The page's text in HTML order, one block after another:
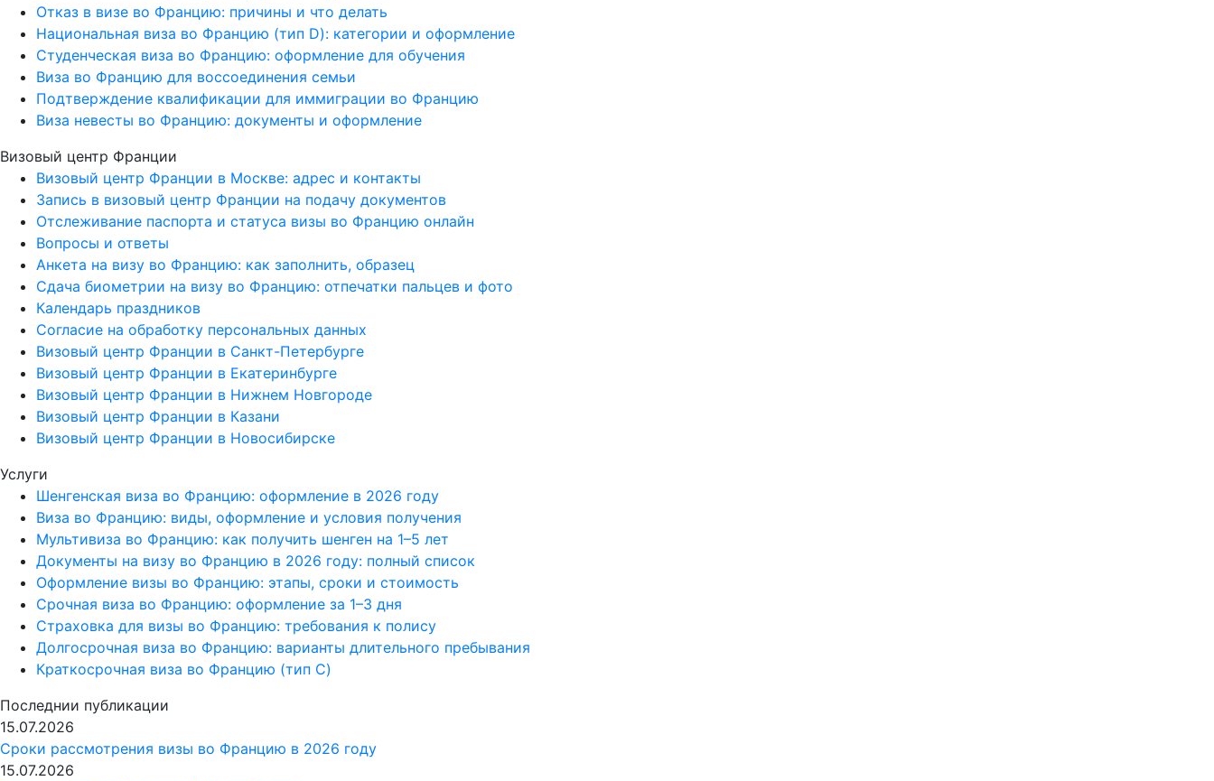
Отказ в визе во Францию: причины и что делать
Национальная виза во Францию (тип D): категории и оформление
Студенческая виза во Францию: оформление для обучения
Виза во Францию для воссоединения семьи
Подтверждение квалификации для иммиграции во Францию
Виза невесты во Францию: документы и оформление
Визовый центр Франции
Визовый центр Франции в Москве: адрес и контакты
Запись в визовый центр Франции на подачу документов
Отслеживание паспорта и статуса визы во Францию онлайн
Вопросы и ответы
Анкета на визу во Францию: как заполнить, образец
Сдача биометрии на визу во Францию: отпечатки пальцев и фото
Календарь праздников
Согласие на обработку персональных данных
Визовый центр Франции в Санкт-Петербурге
Визовый центр Франции в Екатеринбурге
Визовый центр Франции в Нижнем Новгороде
Визовый центр Франции в Казани
Визовый центр Франции в Новосибирске
Услуги
Шенгенская виза во Францию: оформление в 2026 году
Виза во Францию: виды, оформление и условия получения
Мультивиза во Францию: как получить шенген на 1–5 лет
Документы на визу во Францию в 2026 году: полный список
Оформление визы во Францию: этапы, сроки и стоимость
Срочная виза во Францию: оформление за 1–3 дня
Страховка для визы во Францию: требования к полису
Долгосрочная виза во Францию: варианты длительного пребывания
Краткосрочная виза во Францию (тип C)
Последнии публикации
15.07.2026
Сроки рассмотрения визы во Францию в 2026 году
15.07.2026